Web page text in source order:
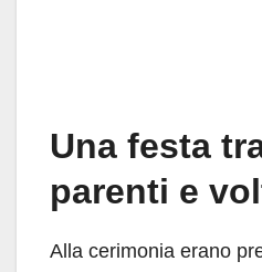
Una festa
parenti e
Alla cerimonia erano